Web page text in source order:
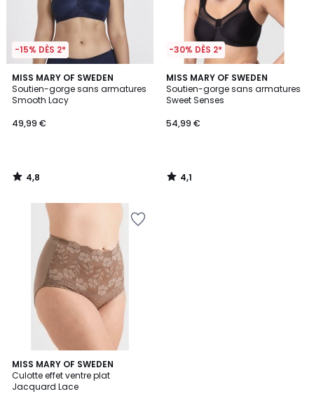
-15% DÈS 2*
MISS MARY OF SWEDEN
Soutien-gorge sans armatures
Smooth Lacy
49,99 €
4,8
/ 5
4,8
/
-30% DÈS 2*
MISS MARY OF SWEDEN
Soutien-gorge sans armatures
Sweet Senses
54,99 €
4,1
/ 5
4,1
/
MISS MARY OF SWEDEN
Culotte effet ventre plat
Jacquard Lace
4,2
/ 5